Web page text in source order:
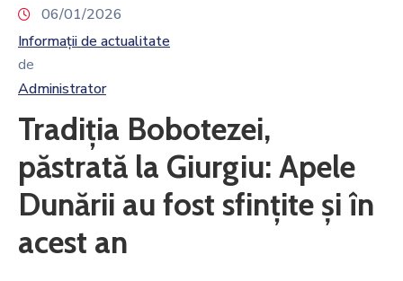
06/01/2026
Informații de actualitate
de
Administrator
Tradiția Bobotezei,
păstrată la Giurgiu: Apele
Dunării au fost sfințite și în
acest an